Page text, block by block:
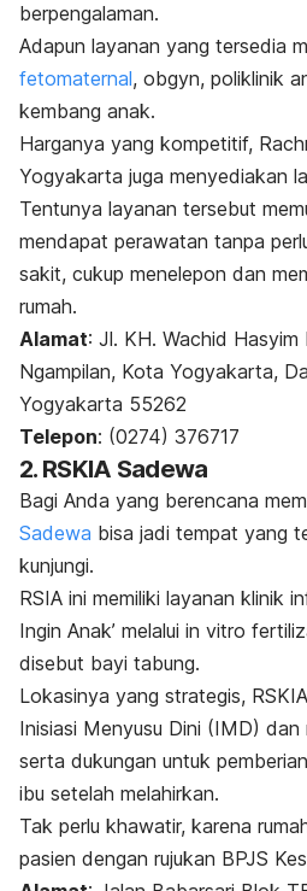
berpengalaman.
Adapun layanan yang tersedia
fetomaternal, obgyn, poliklinik
kembang anak.
Harganya yang kompetitif,
Yogyakarta juga menyediakan
Tentunya layanan tersebut
mendapat perawatan tanpa
sakit, cukup menelepon dan
rumah.
Alamat: Jl. KH. Wachid
Ngampilan, Kota Yogyakarta,
Yogyakarta 55262
Telepon: (0274) 376717
2. RSKIA Sadewa
Bagi Anda yang berencana
Sadewa bisa jadi tempat yang
kunjungi.
RSIA ini memiliki layanan klinik
Ingin Anak’ melalui in vitro
disebut bayi tabung.
Lokasinya yang strategis,
Inisiasi Menyusu Dini (IMD) dan
serta dukungan untuk
ibu setelah melahirkan.
Tak perlu khawatir, karena
pasien dengan rujukan BPJS